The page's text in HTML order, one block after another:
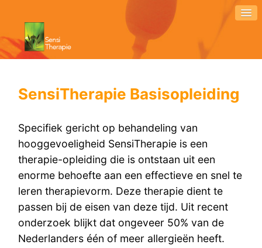
SensiTherapie Basisopleiding
Specifiek gericht op behandeling van
hooggevoeligheid SensiTherapie is een
therapie-opleiding die is ontstaan uit een
enorme behoefte aan een effectieve en snel te
leren therapievorm. Deze therapie dient te
passen bij de eisen van deze tijd. Uit recent
onderzoek blijkt dat ongeveer 50% van de
Nederlanders één of meer allergieën heeft.